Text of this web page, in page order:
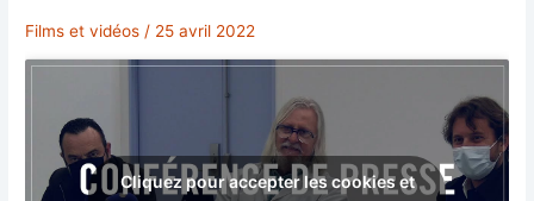
Sabatier
Films et vidéos / 25 avril 2022
Cliquez pour accepter les cookies et